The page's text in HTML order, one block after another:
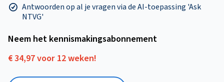
Antwoorden op al je vragen via de AI-toepassing 'Ask
NTVG'
Neem het kennismakings­abonnement
€ 34,97 voor 12 weken!